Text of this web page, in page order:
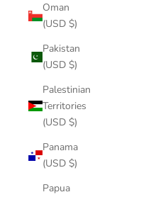
Oman
(USD $)
Pakistan
(USD $)
Palestinian
Territories
(USD $)
Panama
(USD $)
Papua